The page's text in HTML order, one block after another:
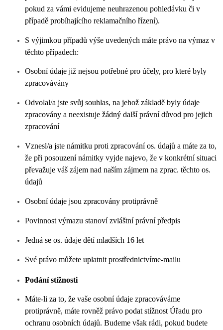
pokud za vámi evidujeme neuhrazenou pohledávku či v
případě probíhajícího reklamačního řízení).
S výjimkou případů výše uvedených máte právo na výmaz v
těchto případech:
Osobní údaje již nejsou potřebné pro účely, pro které byly
zpracovávány
Odvolal/a jste svůj souhlas, na jehož základě byly údaje
zpracovány a neexistuje žádný další právní důvod pro jejich
zpracování
Vznesl/a jste námitku proti zpracování os. údajů a máte za to,
že při posouzení námitky vyjde najevo, že v konkrétní situaci
převažuje váš zájem nad naším zájmem na zprac. těchto os.
údajů
Osobní údaje jsou zpracovány protiprávně
Povinnost výmazu stanoví zvláštní právní předpis
Jedná se os. údaje dětí mladších 16 let
Své právo můžete uplatnit prostřednictvíme-mailu
Podání stížnosti
Máte-li za to, že vaše osobní údaje zpracováváme
protiprávně, máte rovněž právo podat stížnost Úřadu pro
ochranu osobních údajů. Budeme však rádi, pokud budete